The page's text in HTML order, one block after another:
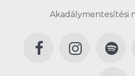
Akadálymentesítési